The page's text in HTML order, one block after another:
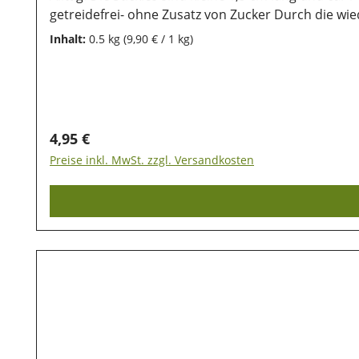
getreidefrei- ohne Zusatz von Zucker Durch die
Fleisch und tierische Nebenerzeugnisse (min. 4%
Inhalt: 0.5 kg (9,90 € / 1 kg)
Regulärer Preis:
4,95 €
Preise inkl. MwSt. zzgl. Versandkosten